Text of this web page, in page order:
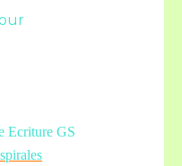
Ecriture GS